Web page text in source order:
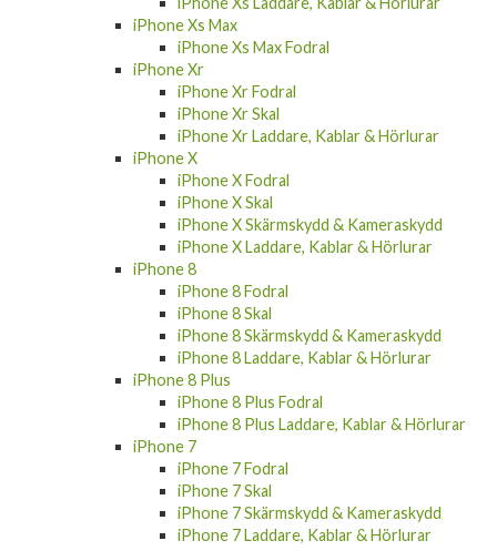
iPhone Xs
iPhone Xs Fodral
iPhone Xs Skal
iPhone Xs Skärmskydd & Kameraskydd
iPhone Xs Laddare, Kablar & Hörlurar
iPhone Xs Max
iPhone Xs Max Fodral
iPhone Xr
iPhone Xr Fodral
iPhone Xr Skal
iPhone Xr Laddare, Kablar & Hörlurar
iPhone X
iPhone X Fodral
iPhone X Skal
iPhone X Skärmskydd & Kameraskydd
iPhone X Laddare, Kablar & Hörlurar
iPhone 8
iPhone 8 Fodral
iPhone 8 Skal
iPhone 8 Skärmskydd & Kameraskydd
iPhone 8 Laddare, Kablar & Hörlurar
iPhone 8 Plus
iPhone 8 Plus Fodral
iPhone 8 Plus Laddare, Kablar & Hörlurar
iPhone 7